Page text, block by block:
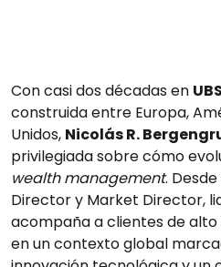
Con casi dos décadas en UBS
construida entre Europa,
Unidos, Nicolás R.
privilegiada sobre cómo
wealth management.
Director y Market Director,
acompaña a clientes de
en un contexto global